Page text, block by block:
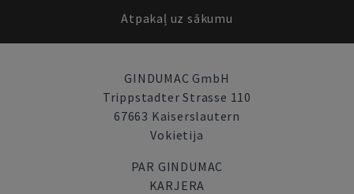
Atpakaļ uz sākumu
GINDUMAC GmbH
Trippstadter Strasse 110
67663 Kaiserslautern
Vokietija
PAR GINDUMAC
KARJERA